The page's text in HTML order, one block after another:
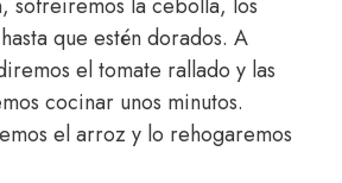
que estén dorados. A
el tomate rallado y las
cocinar unos minutos.
el arroz y lo rehogaremos